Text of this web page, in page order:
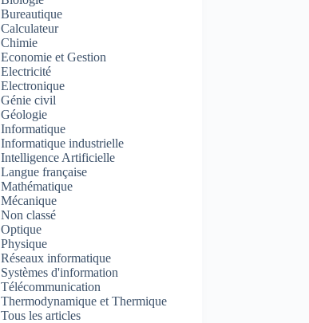
Bureautique
Calculateur
Chimie
Economie et Gestion
Electricité
Electronique
Génie civil
Géologie
Informatique
Informatique industrielle
Intelligence Artificielle
Langue française
Mathématique
Mécanique
Non classé
Optique
Physique
Réseaux informatique
Systèmes d'information
Télécommunication
Thermodynamique et Thermique
Tous les articles